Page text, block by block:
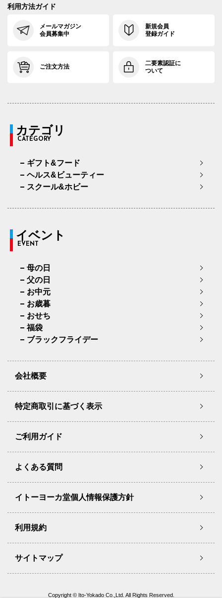
利用方法ガイド
メールマガジン
会員募集中
新規会員
登録ガイド
ご注文方法
二要素認証に
ついて
カテゴリ
CATEGORY
ギフト&フード
ヘルス&ビューティー
スクール&ホビー
イベント
EVENT
母の日
父の日
お中元
お歳暮
おせち
福袋
ブラックフライデー
会社概要
特定商取引に基づく表示
ご利用ガイド
よくある質問
イトーヨーカ堂個人情報保護方針
利用規約
サイトマップ
Copyright © Ito-Yokado Co.,Ltd. All Rights Reserved.